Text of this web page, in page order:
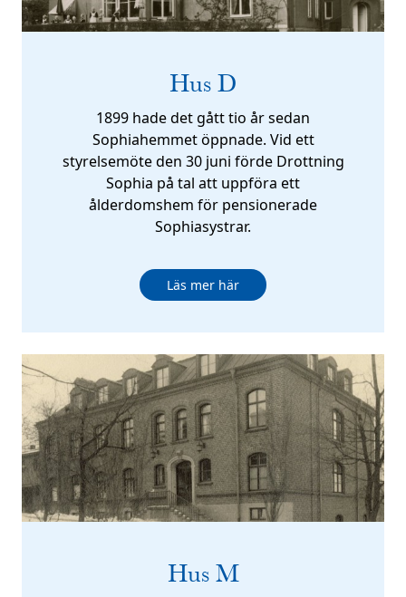
Hus D
1899 hade det gått tio år sedan
Sophiahemmet öppnade. Vid ett
styrelsemöte den 30 juni förde Drottning
Sophia på tal att uppföra ett
ålderdomshem för pensionerade
Sophiasystrar.
Läs mer här
Hus M